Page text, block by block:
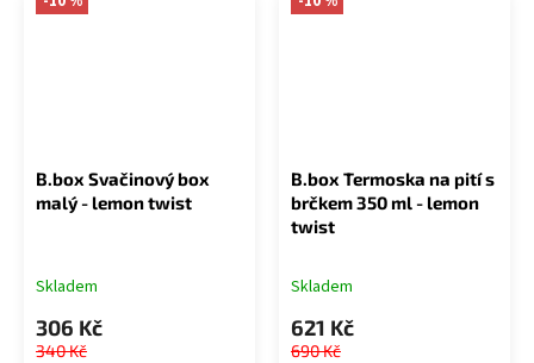
B.box Svačinový box
malý - lemon twist
Skladem
306 Kč
340 Kč
B.box Termoska na pití s
brčkem 350 ml - lemon
twist
Skladem
621 Kč
690 Kč